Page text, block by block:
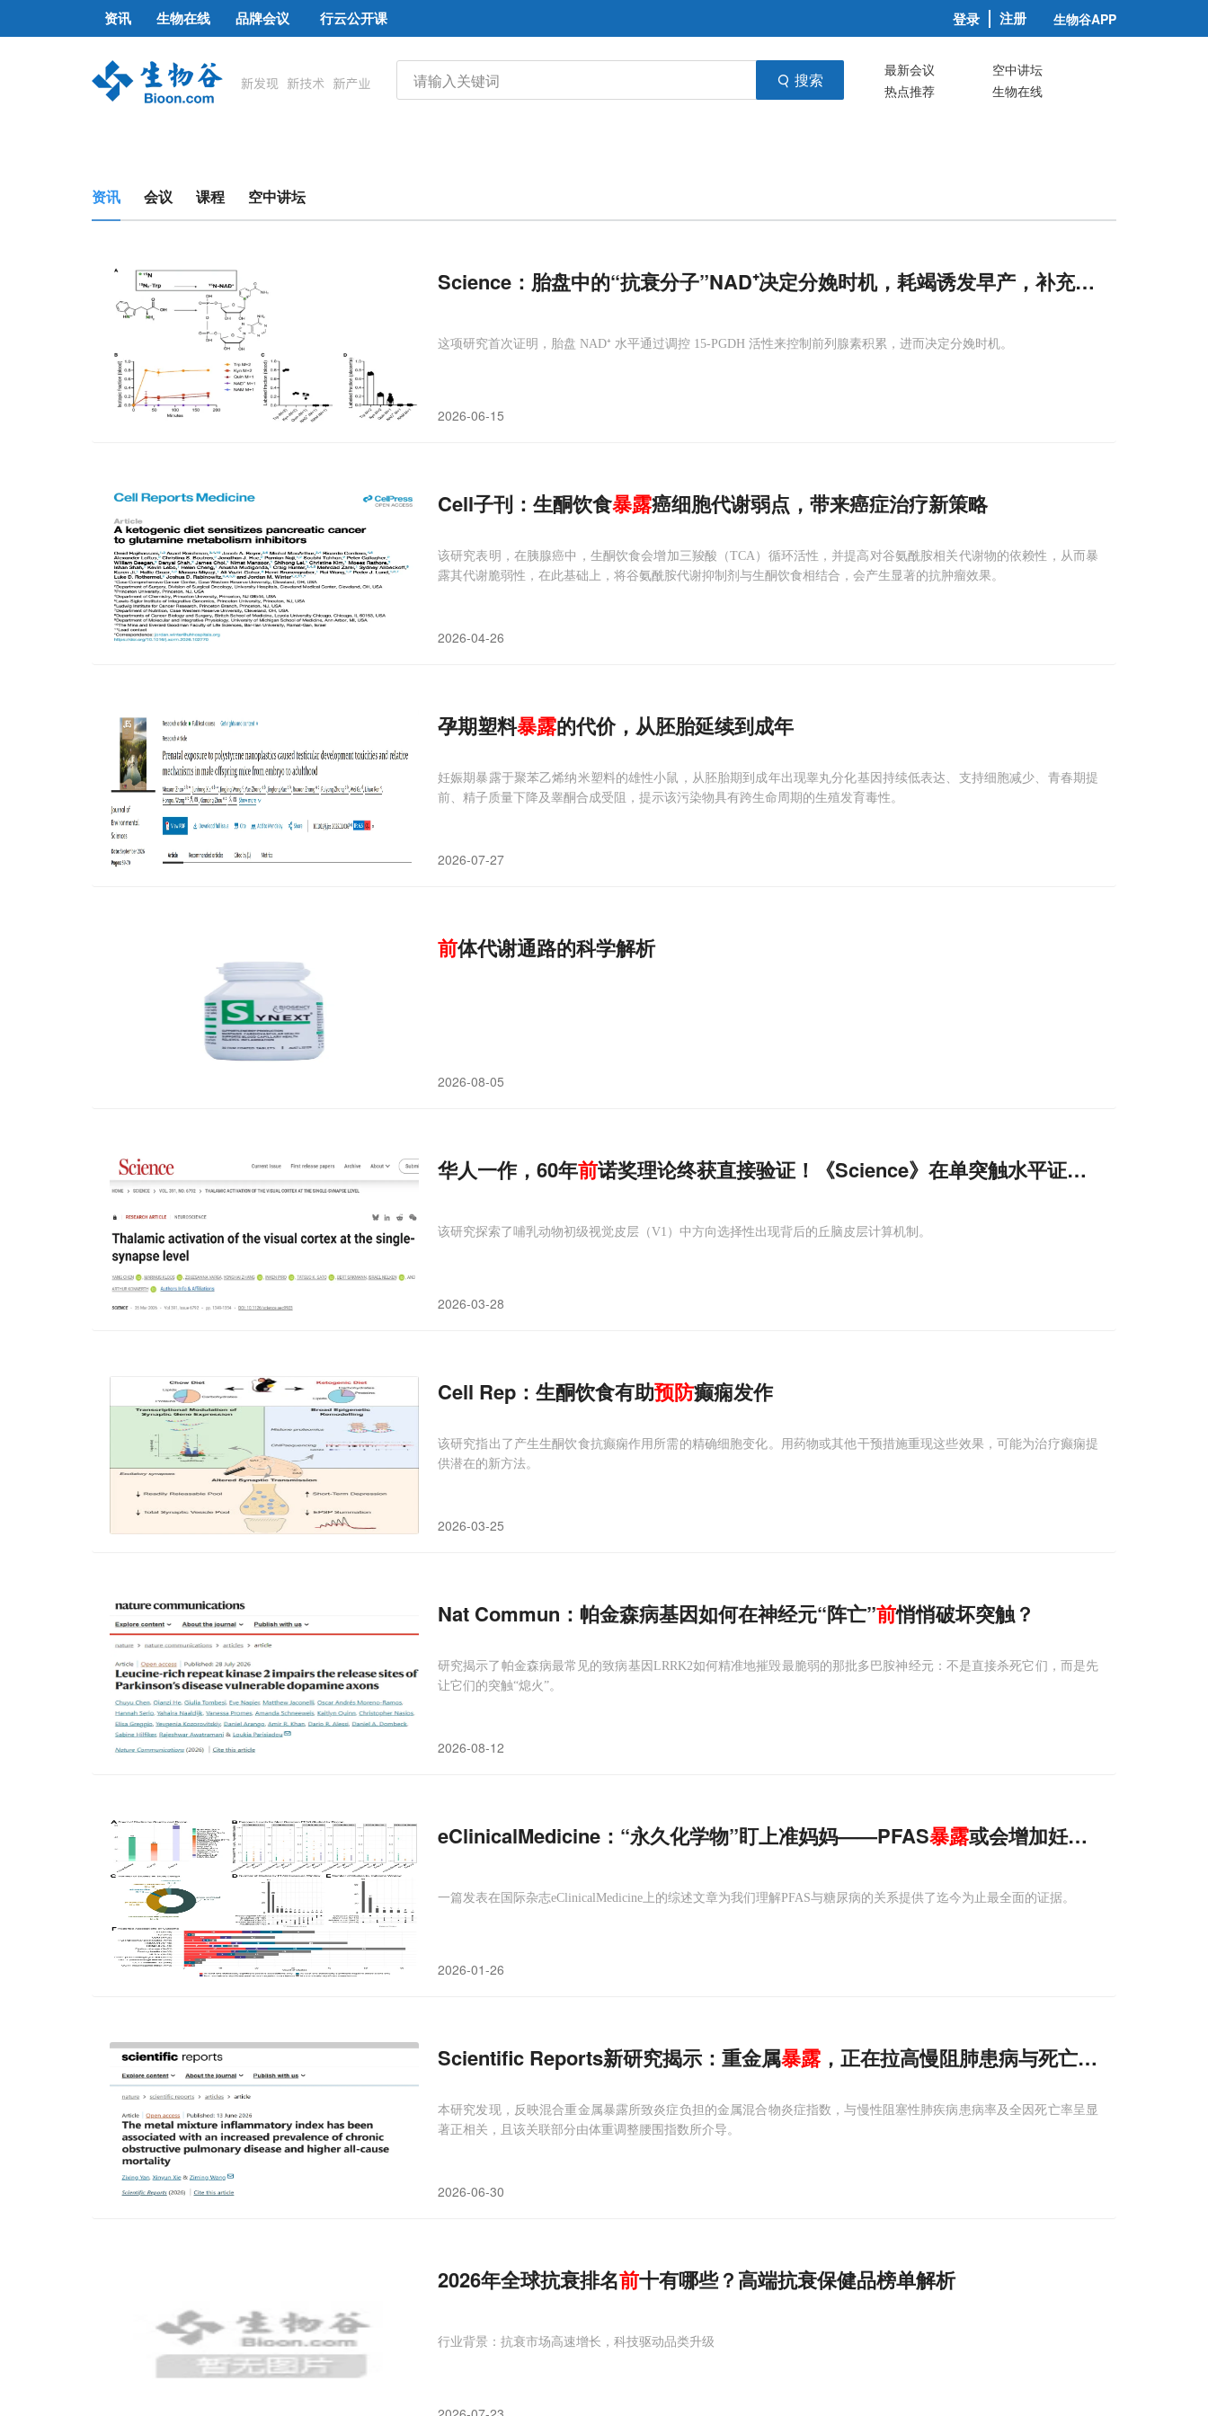
资讯 生物在线 品牌会议 行云公开课 登录 注册 生物谷APP
搜索 最新会议
空中讲坛
热点推荐
生物在线
资讯 会议 课程 空中讲坛
Science：胎盘中的“抗衰分子”NAD⁺决定分娩时机，耗竭诱发早产，补充前
这项研究首次证明，胎盘 NAD⁺ 水平通过调控 15-PGDH 活性来控制前列腺素积累，进而决定分娩时机。
2026-06-15
Cell子刊：生酮饮食暴露癌细胞代谢弱点，带来癌症治疗新策略
该研究表明，在胰腺癌中，生酮饮食会增加三羧酸（TCA）循环活性，并提高对谷氨酰胺相关代谢物的依赖性，从而暴
露其代谢脆弱性，在此基础上，将谷氨酰胺代谢抑制剂与生酮饮食相结合，会产生显著的抗肿瘤效果。
2026-04-26
孕期塑料暴露的代价，从胚胎延续到成年
妊娠期暴露于聚苯乙烯纳米塑料的雄性小鼠，从胚胎期到成年出现睾丸分化基因持续低表达、支持细胞减少、青春期提
前、精子质量下降及睾酮合成受阻，提示该污染物具有跨生命周期的生殖发育毒性。
2026-07-27
前体代谢通路的科学解析
2026-08-05
华人一作，60年前诺奖理论终获直接验证！《Science》在单突触水平证实大脑视觉信
该研究探索了哺乳动物初级视觉皮层（V1）中方向选择性出现背后的丘脑皮层计算机制。
2026-03-28
Cell Rep：生酮饮食有助预防癫痫发作
该研究指出了产生生酮饮食抗癫痫作用所需的精确细胞变化。用药物或其他干预措施重现这些效果，可能为治疗癫痫提
供潜在的新方法。
2026-03-25
Nat Commun：帕金森病基因如何在神经元“阵亡”前悄悄破坏突触？
研究揭示了帕金森病最常见的致病基因LRRK2如何精准地摧毁最脆弱的那批多巴胺神经元：不是直接杀死它们，而是先
让它们的突触“熄火”。
2026-08-12
eClinicalMedicine：“永久化学物”盯上准妈妈——PFAS暴露或会增加妊娠期糖尿病风
一篇发表在国际杂志eClinicalMedicine上的综述文章为我们理解PFAS与糖尿病的关系提供了迄今为止最全面的证据。
2026-01-26
Scientific Reports新研究揭示：重金属暴露，正在拉高慢阻肺患病与死亡风险
本研究发现，反映混合重金属暴露所致炎症负担的金属混合物炎症指数，与慢性阻塞性肺疾病患病率及全因死亡率呈显
著正相关，且该关联部分由体重调整腰围指数所介导。
2026-06-30
2026年全球抗衰排名前十有哪些？高端抗衰保健品榜单解析
行业背景：抗衰市场高速增长，科技驱动品类升级